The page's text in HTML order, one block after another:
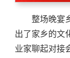
整场晚宴
出了家乡的文
业家聊起对接